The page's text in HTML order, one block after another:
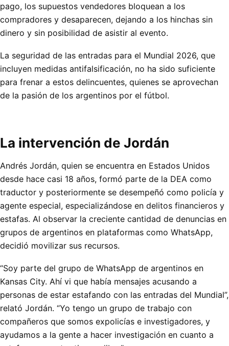
pago, los supuestos vendedores bloquean a los
compradores y desaparecen, dejando a los hinchas sin
dinero y sin posibilidad de asistir al evento.
La seguridad de las entradas para el Mundial 2026, que
incluyen medidas antifalsificación, no ha sido suficiente
para frenar a estos delincuentes, quienes se aprovechan
de la pasión de los argentinos por el fútbol.
La intervención de Jordán
Andrés Jordán, quien se encuentra en Estados Unidos
desde hace casi 18 años, formó parte de la DEA como
traductor y posteriormente se desempeñó como policía y
agente especial, especializándose en delitos financieros y
estafas. Al observar la creciente cantidad de denuncias en
grupos de argentinos en plataformas como WhatsApp,
decidió movilizar sus recursos.
“Soy parte del grupo de WhatsApp de argentinos en
Kansas City. Ahí vi que había mensajes acusando a
personas de estar estafando con las entradas del Mundial”,
relató Jordán. “Yo tengo un grupo de trabajo con
compañeros que somos expolicías e investigadores, y
ayudamos a la gente a hacer investigación en cuanto a